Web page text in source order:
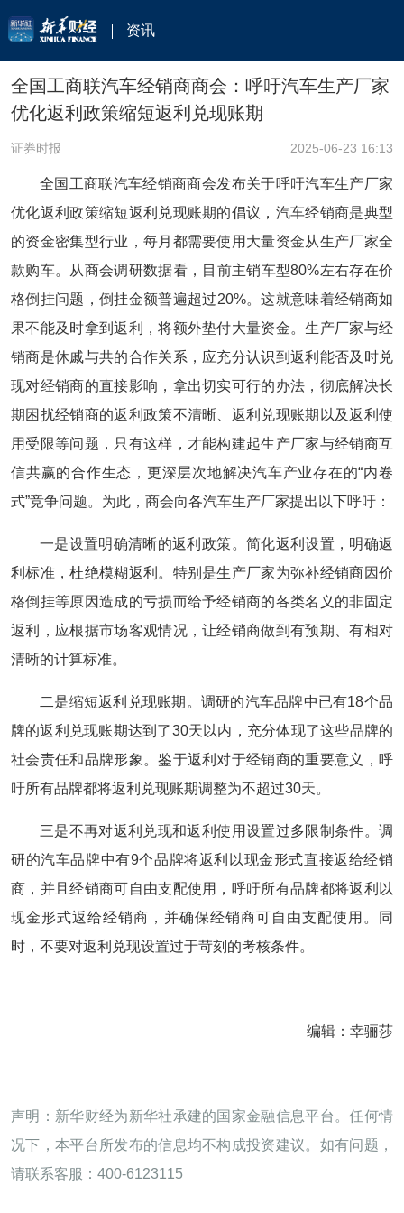
资讯
全国工商联汽车经销商商会：呼吁汽车生产厂家
优化返利政策缩短返利兑现账期
证券时报 2025-06-23 16:13
全国工商联汽车经销商商会发布关于呼吁汽车生产厂家
优化返利政策缩短返利兑现账期的倡议，汽车经销商是典型
的资金密集型行业，每月都需要使用大量资金从生产厂家全
款购车。从商会调研数据看，目前主销车型80%左右存在价
格倒挂问题，倒挂金额普遍超过20%。这就意味着经销商如
果不能及时拿到返利，将额外垫付大量资金。生产厂家与经
销商是休戚与共的合作关系，应充分认识到返利能否及时兑
现对经销商的直接影响，拿出切实可行的办法，彻底解决长
期困扰经销商的返利政策不清晰、返利兑现账期以及返利使
用受限等问题，只有这样，才能构建起生产厂家与经销商互
信共赢的合作生态，更深层次地解决汽车产业存在的“内卷
式”竞争问题。为此，商会向各汽车生产厂家提出以下呼吁：
一是设置明确清晰的返利政策。简化返利设置，明确返
利标准，杜绝模糊返利。特别是生产厂家为弥补经销商因价
格倒挂等原因造成的亏损而给予经销商的各类名义的非固定
返利，应根据市场客观情况，让经销商做到有预期、有相对
清晰的计算标准。
二是缩短返利兑现账期。调研的汽车品牌中已有18个品
牌的返利兑现账期达到了30天以内，充分体现了这些品牌的
社会责任和品牌形象。鉴于返利对于经销商的重要意义，呼
吁所有品牌都将返利兑现账期调整为不超过30天。
三是不再对返利兑现和返利使用设置过多限制条件。调
研的汽车品牌中有9个品牌将返利以现金形式直接返给经销
商，并且经销商可自由支配使用，呼吁所有品牌都将返利以
现金形式返给经销商，并确保经销商可自由支配使用。同
时，不要对返利兑现设置过于苛刻的考核条件。
编辑：幸骊莎
声明：新华财经为新华社承建的国家金融信息平台。任何情
况下，本平台所发布的信息均不构成投资建议。如有问题，
请联系客服：400-6123115